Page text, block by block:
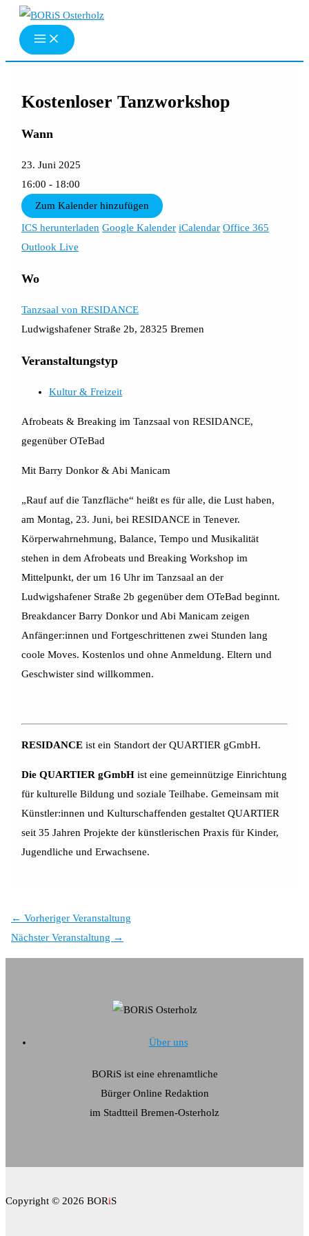
Zum
Inhalt
springen
Kostenloser Tanzworkshop
Wann
23. Juni 2025
16:00 - 18:00
Zum Kalender hinzufügen
ICS herunterladen Google Kalender iCalendar Office 365
Outlook Live
Wo
Tanzsaal von RESIDANCE
Ludwigshafener Straße 2b, 28325 Bremen
Veranstaltungstyp
Kultur & Freizeit
Afrobeats & Breaking imTanzsaal von RESIDANCE,
gegenüber OTeBad
Mit Barry Donkor & Abi Manicam
„Rauf auf die Tanzfläche“ heißt es für alle, die Lust haben,
am Montag, 23. Juni, bei RESIDANCE in Tenever.
Körperwahrnehmung, Balance, Tempo und Musikalität
stehen in dem Afrobeats und Breaking Workshop im
Mittelpunkt, der um 16 Uhr im Tanzsaal an der
Ludwigshafener Straße 2b gegenüber dem OTeBad beginnt.
Breakdancer Barry Donkor und Abi Manicam zeigen
Anfänger:innen und Fortgeschrittenen zwei Stunden lang
coole Moves. Kostenlos und ohne Anmeldung. Eltern und
Geschwister sind willkommen.
RESIDANCEist ein Standort der QUARTIER gGmbH.
Die QUARTIER gGmbH ist eine gemeinnützige Einrichtung
für kulturelle Bildung und soziale Teilhabe. Gemeinsam mit
Künstler:innen und Kulturschaffenden gestaltet QUARTIER
seit 35 Jahren Projekte der künstlerischen Praxis für Kinder,
Jugendliche und Erwachsene.
← Vorheriger Veranstaltung
Nächster Veranstaltung →
Über uns
BORiS ist eine ehrenamtliche
Bürger Online Redaktion
im Stadtteil Bremen-Osterholz
Copyright © 2026 BORiS